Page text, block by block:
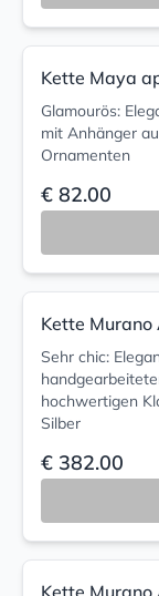
Kette Maya
Glamourös:
mit Anhänger
Ornamenten
€ 82.00
Kette Murano
Sehr chic:
hochwertigen
Silber
€ 382.00
Kette Murano